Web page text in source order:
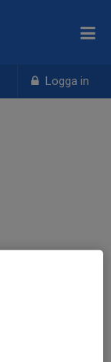
Logga in